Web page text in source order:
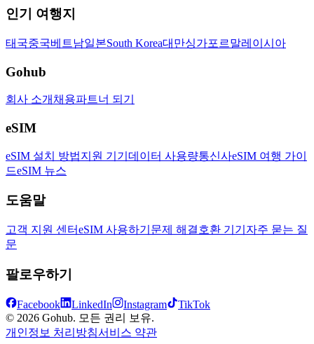
인기 여행지
태국중국베트남일본South Korea대만싱가포르말레이시아
Gohub
회사 소개 채용파트너 되기
eSIM
eSIM 설치 방법지원 기기 데이터 사용량통신사eSIM 여행 가이
드eSIM 뉴스
도움말
고객 지원 센터eSIM 사용하기 문제 해결호환 기기 자주 묻는 질
문
팔로우하기
Facebook LinkedIn Instagram
TikTok
© 2026 Gohub. 모든 권리 보유.
개인정보 처리방침서비스 약관